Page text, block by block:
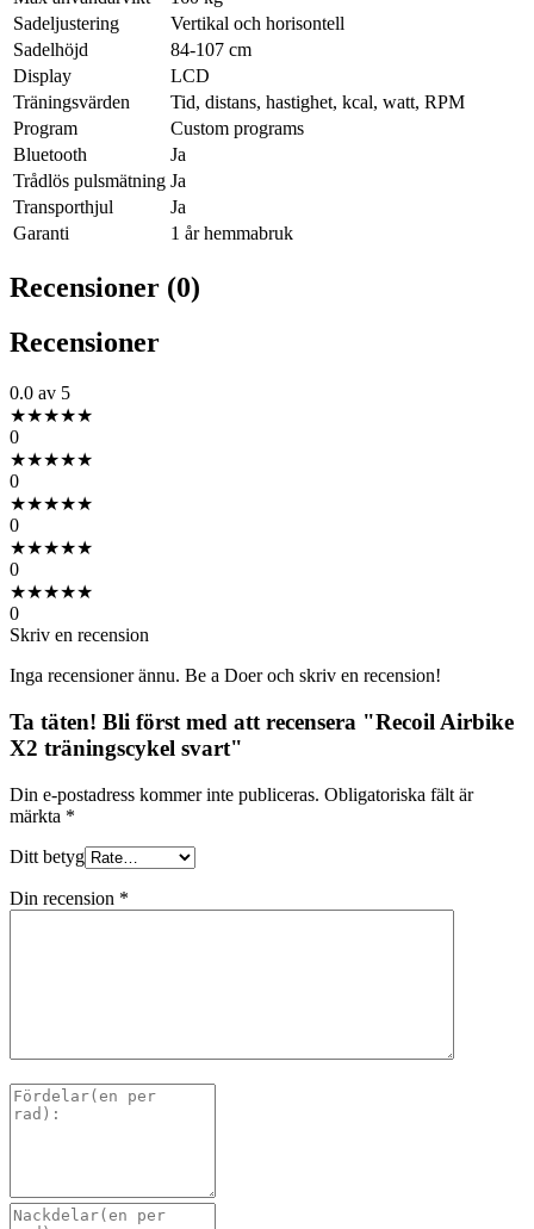
Sadeljustering
Vertikal och horisontell
Sadelhöjd
84-107 cm
Display
LCD
Träningsvärden
Tid, distans, hastighet, kcal, watt, RPM
Program
Custom programs
Bluetooth
Ja
Trådlös pulsmätning Ja
Transporthjul
Ja
Garanti
1 år hemmabruk
Recensioner (0)
Recensioner
0.0 av 5
★★★★★
0
★★★★★
0
★★★★★
0
★★★★★
0
★★★★★
0
Skriv en recension
Inga recensioner ännu. Be a Doer och skriv en recension!
Ta täten! Bli först med att recensera "Recoil Airbike
X2 träningscykel svart"
Din e-postadress kommer inte publiceras. Obligatoriska fält är
märkta *
Ditt betyg
Din recension *